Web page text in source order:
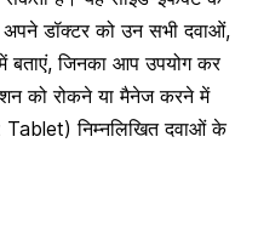
डॉक्टर को उन सभी दवाओं,
बताएं, जिनका आप उपयोग कर
को रोकने या मैनेज करने में
निम्नलिखित दवाओं के